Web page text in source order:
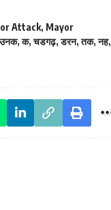
Attack, Mayor
उनक,क,चडगढ़,डरन,तक,नह,